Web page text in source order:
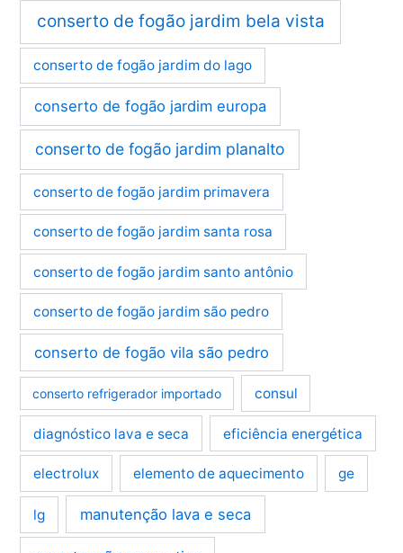
conserto de fogão jardim bela vista
conserto de fogão jardim do lago
conserto de fogão jardim europa
conserto de fogão jardim planalto
conserto de fogão jardim primavera
conserto de fogão jardim santa rosa
conserto de fogão jardim santo antônio
conserto de fogão jardim são pedro
conserto de fogão vila são pedro
conserto refrigerador importado consul
diagnóstico lava e seca eficiência energética
electrolux elemento de aquecimento ge
lg manutenção lava e seca